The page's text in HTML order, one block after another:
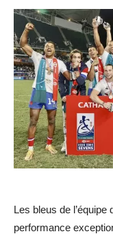
Les bleus de
performance